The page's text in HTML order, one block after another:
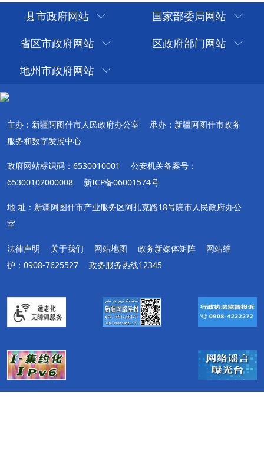
县市政府网站
国家部委局网站
省区市政府网站
区政府部门网站
地州市政府网站
主办：新疆阿图什市人民政府办公室
承办：新疆阿图什市政务
服务和数字发展中心
政府网站标识码：6530010001
公安机关备案号：
65300102000008
新ICP备06001574号
地 址：新疆阿图什市产业服务区阿扎克路18号院市人民政府办公
室
法律声明 关于我们 网站地图 政务新媒体矩阵
网站维
护：0908-7625527
政务服务热线12345